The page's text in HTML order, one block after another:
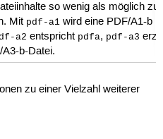
so wenig als möglich zu
Mit pdf-a1 wird eine PDF/A1-b
a2 entspricht pdfa, pdf-a3
b-Datei.
zu einer Vielzahl weiterer